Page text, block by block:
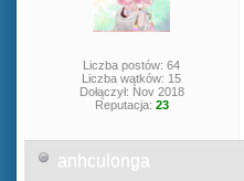
Liczba postów: 64
Liczba wątków: 15
Dołączył: Nov 2018
Reputacja: 23
anhculonga